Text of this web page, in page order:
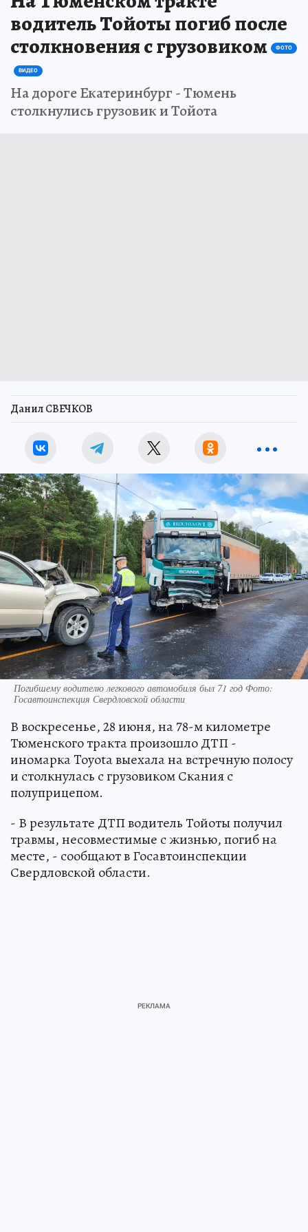
водитель Тойоты погиб после
столкновения с грузовиком
ФОТО
ВИДЕО
На дороге Екатеринбург - Тюмень
столкнулись грузовик и Тойота
Данил СВЕЧКОВ
Погибшему водителю легкового автомобиля был 71 год Фото:
Госавтоинспекция Свердловской области
В воскресенье, 28 июня, на 78-м километре
Тюменского тракта произошло ДТП -
иномарка Toyota выехала на встречную полосу
и столкнулась с грузовиком Скания с
полуприцепом.
- В результате ДТП водитель Тойоты получил
травмы, несовместимые с жизнью, погиб на
месте, - сообщают в Госавтоинспекции
Свердловской области.